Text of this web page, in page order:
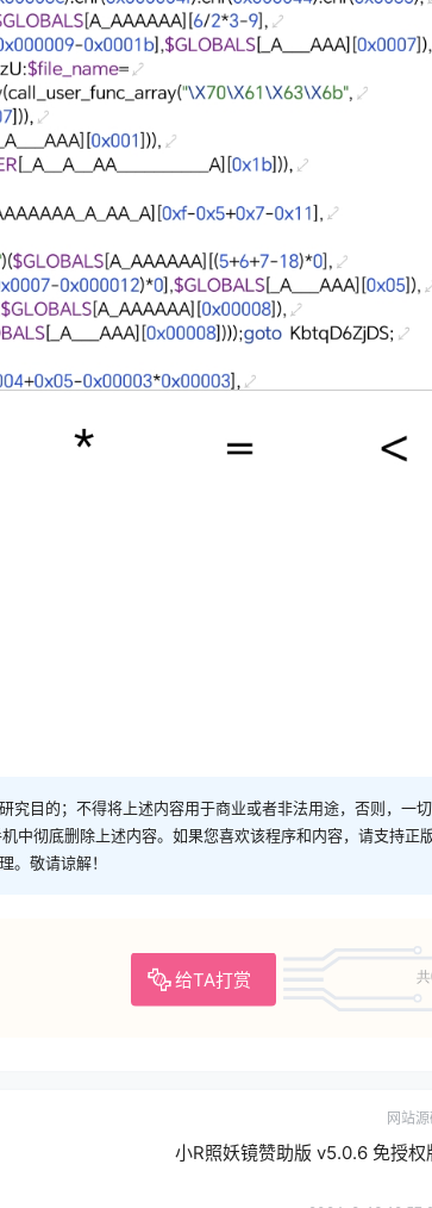
究目的；不得将上述内容用于商业或者非法用途，否则，一
彻底删除上述内容。如果您喜欢该程序和内容，请支持正版
。敬请谅解！
给TA打赏
网站
小R照妖镜赞助版 v5.0.6 免授权